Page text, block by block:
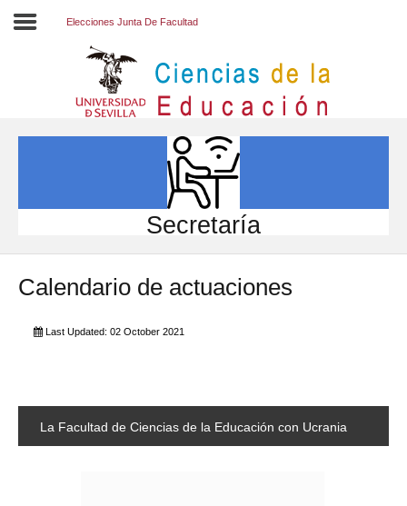
INVESTIGACIÓN
INTERNACIONAL
Directorio FCCE
Elecciones Junta De Facultad
Secretaría
Calendario de actuaciones
Last Updated: 02 October 2021
La Facultad de Ciencias de la Educación con Ucrania